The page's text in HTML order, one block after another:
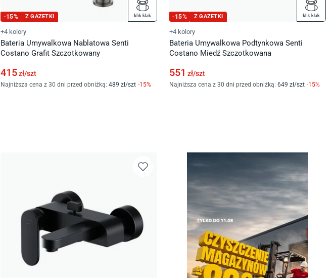
-15% Z GAZETKI
+4 kolory
Bateria Umywalkowa Nablatowa Senti
Costano Grafit Szczotkowany
415zł/szt
Najniższa cena z 30 dni przed obniżką: 489 zł/szt -15%
-15% Z GAZETKI
+4 kolory
Bateria Umywalkowa Podtynkowa Senti
Costano Miedź Szczotkowana
551 zł/szt
Najniższa cena z 30 dni przed obniżką: 649 zł/szt -15%